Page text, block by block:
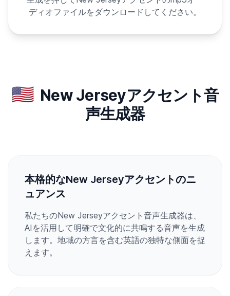
ディオファイルをダウンロードしてください。
🇺🇸 New Jerseyアクセント音
声生成器
本格的なNew Jerseyアクセントのニ
ュアンス
私たちのNew Jerseyアクセント音声生成器は、
AIを活用して明確で文化的に共鳴する音声を生成
します。地域の方言を含む英語の独特な側面を捉
えます。